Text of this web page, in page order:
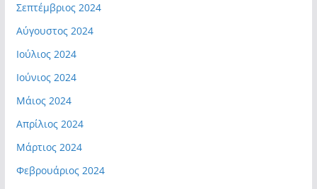
Σεπτέμβριος 2024
Αύγουστος 2024
Ιούλιος 2024
Ιούνιος 2024
Μάιος 2024
Απρίλιος 2024
Μάρτιος 2024
Φεβρουάριος 2024